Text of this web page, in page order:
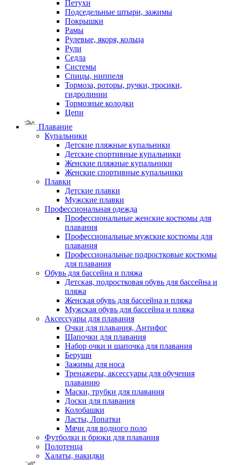
Петухи
Подседельные штыри, зажимы
Покрышки
Рамы
Рулевые, якоря, кольца
Рули
Седла
Системы
Спицы, ниппеля
Тормоза, роторы, ручки, тросики,
гидролинии
Тормозные колодки
Цепи
Плавание
Купальники
Детские пляжные купальники
Детские спортивные купальники
Женские пляжные купальники
Женские спортивные купальники
Плавки
Детские плавки
Мужские плавки
Профессиональная одежда
Профессиональные женские костюмы для
плавания
Профессиональные мужские костюмы для
плавания
Профессиональные подростковые костюмы
для плавания
Обувь для бассейна и пляжа
Детская, подростковая обувь для бассейна и
пляжа
Женская обувь для бассейна и пляжа
Мужская обувь для бассейна и пляжа
Аксессуары для плавания
Очки для плавания, Антифог
Шапочки для плавания
Набор очки и шапочка для плавания
Беруши
Зажимы для носа
Тренажеры, аксессуары для обучения
плаванию
Маски, трубки для плавания
Доски для плавания
Колобашки
Ласты, Лопатки
Мячи для водного поло
Футболки и брюки для плавания
Полотенца
Халаты, накидки